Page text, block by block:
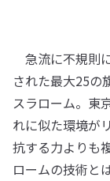
急流に不規則
された最大25の
スラローム。東
れに似た環境が
抗する力よりも
ロームの技術と